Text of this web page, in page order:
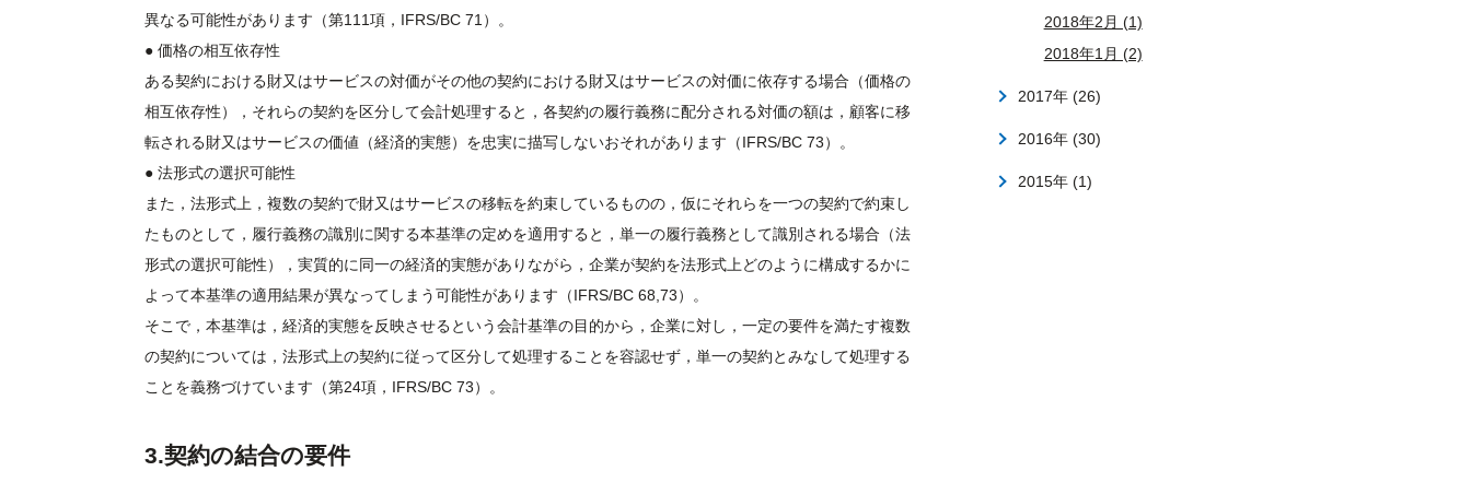
異なる可能性があります（第111項，IFRS/BC 71）。
● 価格の相互依存性
ある契約における財又はサービスの対価がその他の契約における財又はサービスの対価に依存する場合（価格の
相互依存性），それらの契約を区分して会計処理すると，各契約の履行義務に配分される対価の額は，顧客に移
転される財又はサービスの価値（経済的実態）を忠実に描写しないおそれがあります（IFRS/BC 73）。
● 法形式の選択可能性
また，法形式上，複数の契約で財又はサービスの移転を約束しているものの，仮にそれらを一つの契約で約束し
たものとして，履行義務の識別に関する本基準の定めを適用すると，単一の履行義務として識別される場合（法
形式の選択可能性），実質的に同一の経済的実態がありながら，企業が契約を法形式上どのように構成するかに
よって本基準の適用結果が異なってしまう可能性があります（IFRS/BC 68,73）。
そこで，本基準は，経済的実態を反映させるという会計基準の目的から，企業に対し，一定の要件を満たす複数
の契約については，法形式上の契約に従って区分して処理することを容認せず，単一の契約とみなして処理する
ことを義務づけています（第24項，IFRS/BC 73）。
3.契約の結合の要件
2018年2月 (1)
2018年1月 (2)
2017年 (26)
2016年 (30)
2015年 (1)